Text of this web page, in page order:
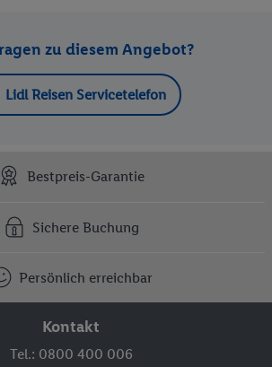
zu diesem Angebot?
Lidl Reisen Servicetelefon
Bestpreis-Garantie
Sichere Buchung
Persönlich erreichbar
Kontakt
Tel.: 0800 400 006